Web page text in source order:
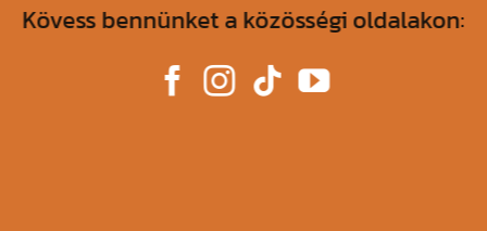
Kövess bennünket a közösségi oldalakon: